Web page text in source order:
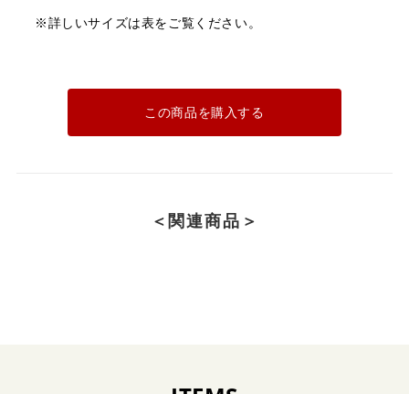
※詳しいサイズは表をご覧ください。
この商品を購入する
＜関連商品＞